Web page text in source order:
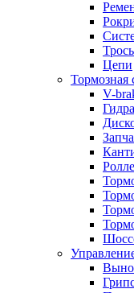
Цепи
Тормозная
V-